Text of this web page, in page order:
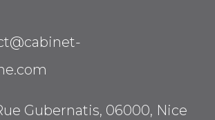
Gubernatis, 06000, Nice